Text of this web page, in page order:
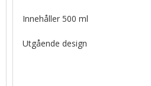
Innehåller 500 ml
Utgående design